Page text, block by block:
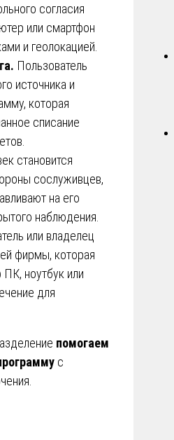
согласия
или смартфон
и геолокацией.
Пользователь
источника и
которая
списание
становится
сослуживцев,
на его
наблюдения.
или владелец
фирмы, которая
ПК, ноутбук или
для
помогаем
с